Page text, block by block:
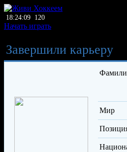
18:24:09 120
Начать играть
Завершили карьеру
Мир